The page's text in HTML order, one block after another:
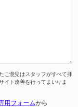
ご意見はスタッフがすべて拝
イト改善を行ってまいりま
用フォームから